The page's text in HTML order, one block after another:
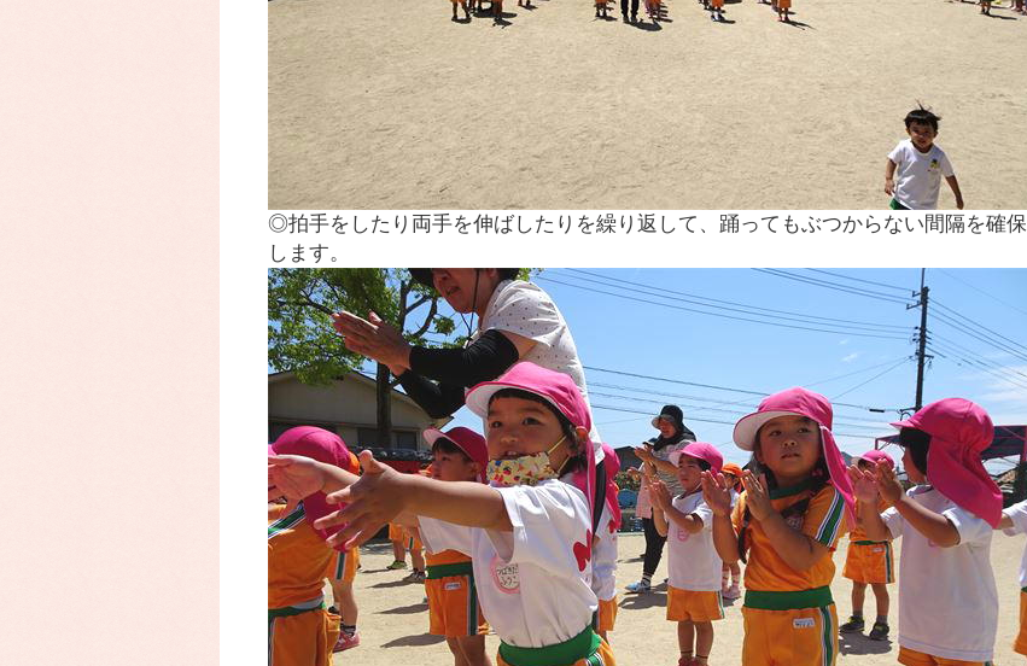
◎拍手をしたり両手を伸ばしたりを繰り返して、踊ってもぶつからない間隔を確保
します。